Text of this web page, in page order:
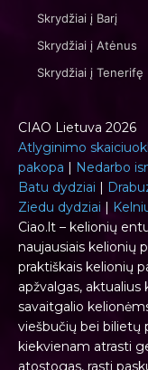
Skrydžiai į Barį
Skrydžiai į Atėnus
Skrydžiai į Tenerifę
CIAO Lietuva 2026
Atlyginimo
pakopa | Nedarbo
Batu dydziai |
Ziedu dydziai |
Ciao.lt – kelionių
naujausiais kelionių
praktiškais kelionių
apžvalgas,
savaitgalio
viešbučių bei bilietų
kiekvienam atrasti
atostogas, rasti